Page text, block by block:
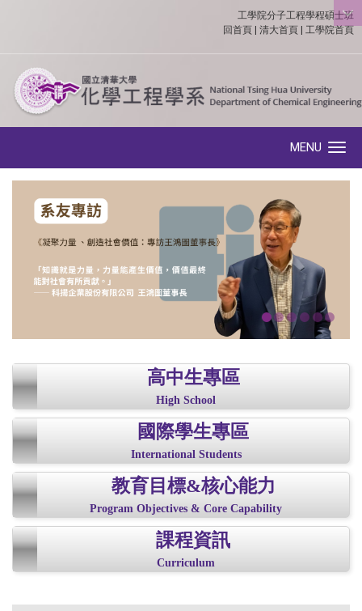
:::
工學院分子工程學程碩士班
回首頁
清大首頁 工學院首頁
MENU
高中生專區
High School
國際學生專區
International Students
教育目標&核心能力
Program Objectives & Core Capability
課程資訊
Curriculum